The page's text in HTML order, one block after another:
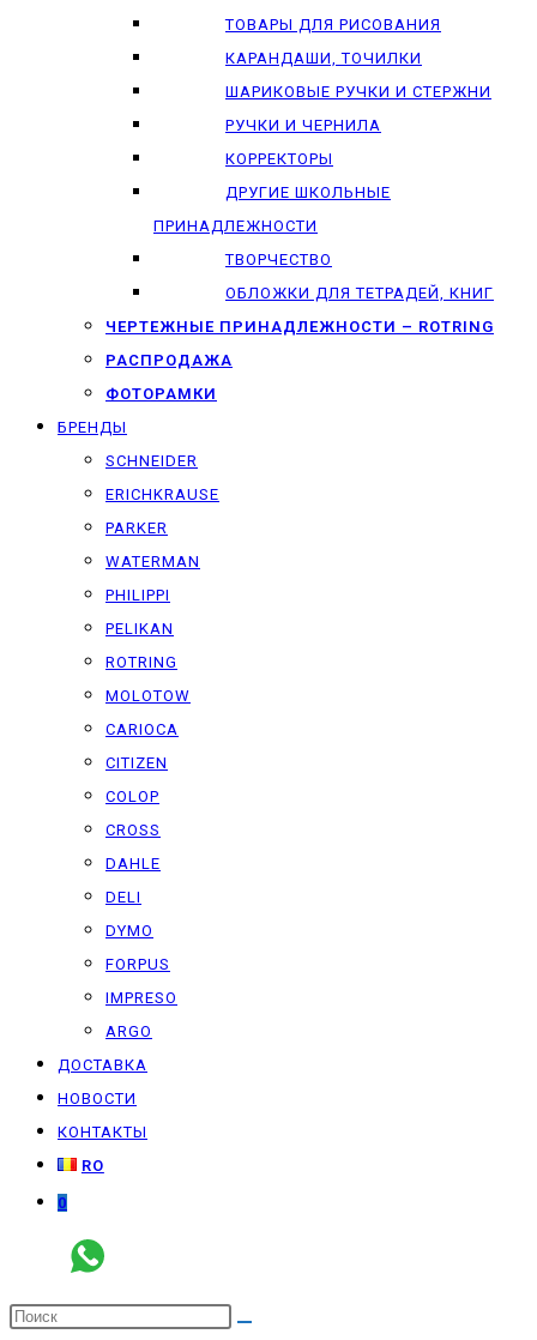
ТОВАРЫ ДЛЯ РИСОВАНИЯ
КАРАНДАШИ, ТОЧИЛКИ
ШАРИКОВЫЕ РУЧКИ И СТЕРЖНИ
РУЧКИ И ЧЕРНИЛА
КОРРЕКТОРЫ
ДРУГИЕ ШКОЛЬНЫЕ
ПРИНАДЛЕЖНОСТИ
ТВОРЧЕСТВО
ОБЛОЖКИ ДЛЯ ТЕТРАДЕЙ, КНИГ
ЧЕРТЕЖНЫЕ ПРИНАДЛЕЖНОСТИ – ROTRING
РАСПРОДАЖА
ФОТОРАМКИ
БРЕНДЫ
SCHNEIDER
ERICHKRAUSE
PARKER
WATERMAN
PHILIPPI
PELIKAN
ROTRING
MOLOTOW
CARIOCA
CITIZEN
COLOP
CROSS
DAHLE
DELI
DYMO
FORPUS
IMPRESO
ARGO
ДОСТАВКА
НОВОСТИ
КОНТАКТЫ
RO
0